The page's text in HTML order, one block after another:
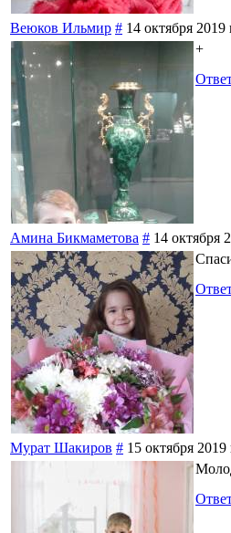
Веюков Ильмир # 14 октября 2019
+
Амина Бикмаметова # 14 октября
Мурат Шакиров # 15 октября 2019